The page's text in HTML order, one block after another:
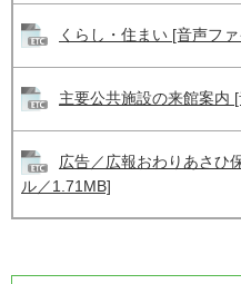
くらし・住まい [音声フ
主要公共施設の来館案内
広告／広報おわりあさひ
ル／1.71MB]